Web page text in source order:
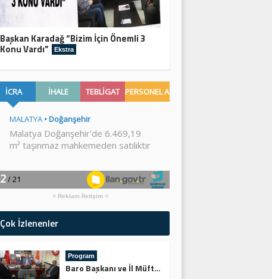
Başkan Karadağ “Bizim İçin Önemli 3
Konu Vardı” Ekstra
Reklam İletişim
Çok İzlenenler
Program
Baro Başkanı ve İl Müftüsünden Keskin’e Ziyaret